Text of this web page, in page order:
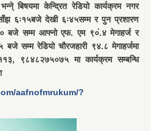
बिषयमा केन्द्रित रेडियो कार्यक्रम नगर
६ः१५बजे देखी ६ः४५सम्म र पुन प्रशारण
बजे सम्म आफ्नो एफ. एम ९०ं.४ मेगाहर्ज र
बजे सम्म रेडियो चौरजहारी ९४.८ मेगाहर्जमा
९८४८२७५०७५ मा कार्यक्रम सम्बन्धि
aafnofmrukum/?